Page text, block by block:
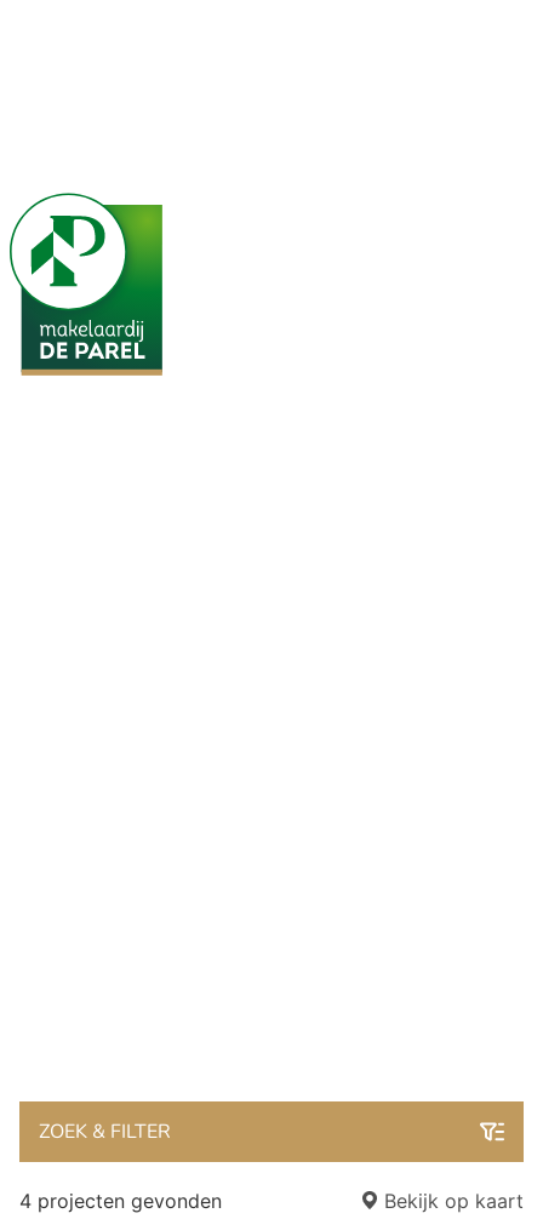
ZOEK & FILTER
4 projecten gevonden Bekijk op kaart